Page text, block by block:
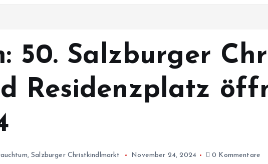
50. Salzburger
Residenzplatz
,Salzburger Christkindlmarkt November 24, 2024 0 Kommentare